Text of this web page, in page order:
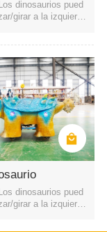
dinosaurios pued
girar a la izquierd
remoto. Cuatro f
dinosaurios pued
girar a la izquierd